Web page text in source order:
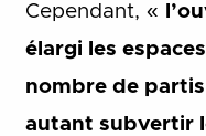
Cependant, «
élargi les
nombre de
autant subvertir